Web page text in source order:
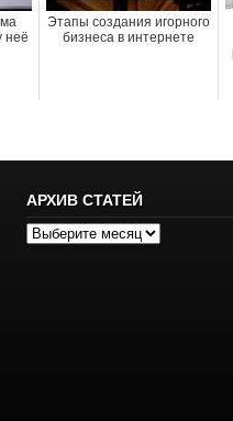
неё
Этапы создания игорного
бизнеса в интернете
АРХИВ СТАТЕЙ
Архив